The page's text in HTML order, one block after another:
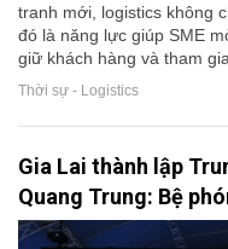
tranh mới, logistics không
đó là năng lực giúp SME
giữ khách hàng và tham
Thời sự - Logistics
Gia Lai thành lập
Quang Trung: Bệ